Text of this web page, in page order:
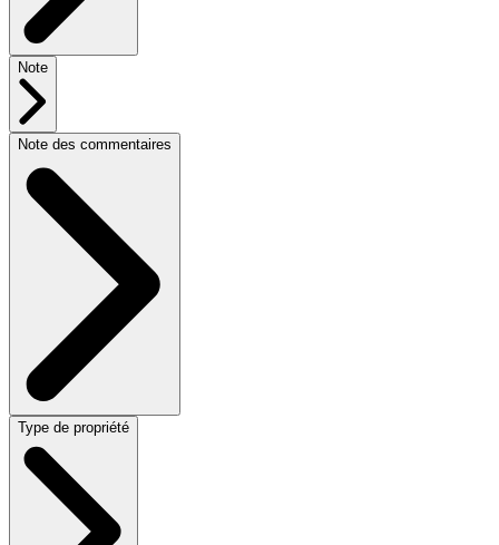
Note
Note des commentaires
Type de propriété